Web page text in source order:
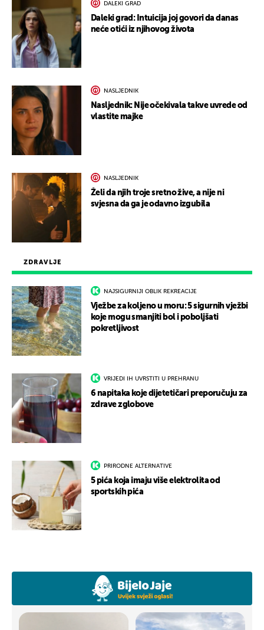
ZDRAVLJE
NAJSIGURNIJI OBLIK REKREACIJE
Vježbe za koljeno u moru: 5 sigurnih vježbi
koje mogu smanjiti bol i poboljšati
pokretljivost
VRIJEDI IH UVRSTITI U PREHRANU
6 napitaka koje dijetetičari preporučuju za
zdrave zglobove
PRIRODNE ALTERNATIVE
5 pića koja imaju više elektrolita od
sportskih pića
DALEKI GRAD
Daleki grad: Intuicija joj govori da danas
neće otići iz njihovog života
NASLJEDNIK
Nasljednik: Nije očekivala takve uvrede od
vlastite majke
NASLJEDNIK
Želi da njih troje sretno žive, a nije ni
svjesna da ga je odavno izgubila